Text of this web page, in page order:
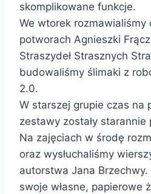
skomplikowane funkcje.
We wtorek rozmawialiśmy
potworach Agnieszki
Straszydeł Strasznych
budowaliśmy ślimaki z
2.0.
W starszej grupie czas na
zestawy zostały starannie
Na zajęciach w środę
oraz wysłuchaliśmy
autorstwa Jana
swoje własne, papierowe